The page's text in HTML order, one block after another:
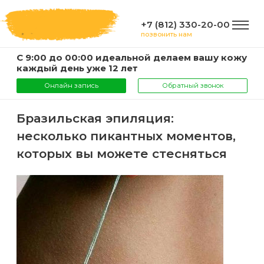
+7 (812) 330-20-00
позвонить нам
С 9:00 до 00:00 идеальной делаем вашу кожу
каждый день уже 12 лет
Онлайн запись Обратный звонок
ГЛАВНАЯ
цены
Шугаринг
КОМПАНИЯ
О
компании
ИНФОРМАЦИЯ
ВАЖНО
Бразильская эпиляция:
несколько пикантных моментов,
которых вы можете стесняться